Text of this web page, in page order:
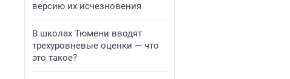
версию их исчезновения
В школах Тюмени вводят
трехуровневые оценки — что
это такое?